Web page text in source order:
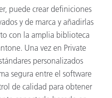
puede crear definiciones
y de marca y añadirlas
con la amplia biblioteca
Una vez en Private
personalizados
segura entre el software
de calidad para obtener